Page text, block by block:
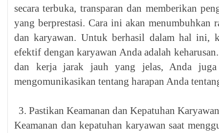
secara terbuka, transparan dan memberikan
yang berprestasi. Cara ini akan menumbuhkan
dan karyawan. Untuk berhasil dalam hal ini,
efektif dengan karyawan Anda adalah
dan kerja jarak jauh yang jelas, Anda
mengomunikasikan tentang harapan Anda
Pastikan Keamanan dan Kepatuhan Karyawan
Keamanan dan kepatuhan karyawan saat